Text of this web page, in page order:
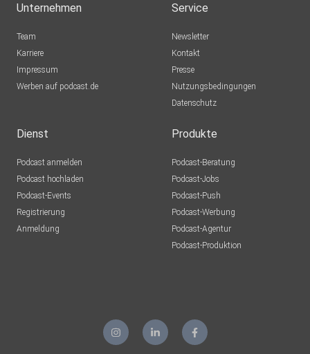
Unternehmen
Team
Karriere
Impressum
Werben auf podcast.de
Service
Newsletter
Kontakt
Presse
Nutzungsbedingungen
Datenschutz
Dienst
Podcast anmelden
Podcast hochladen
Podcast-Events
Registrierung
Anmeldung
Produkte
Podcast-Beratung
Podcast-Jobs
Podcast-Push
Podcast-Werbung
Podcast-Agentur
Podcast-Produktion